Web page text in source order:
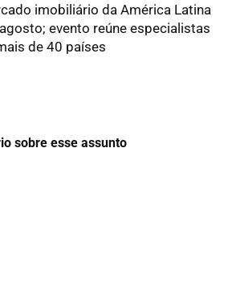
imobiliário da América Latina
evento reúne especialistas
de 40 países
sobre esse assunto